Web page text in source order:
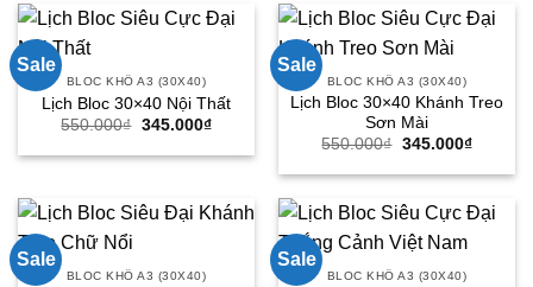
345.000₫.
Sale
BLOC KHỔ A3 (30X40)
Lịch Bloc 30×40 Nội Thất
550.000₫ Giá
là:
345.000₫Giá
tại
Sale
BLOC KHỔ A3 (30X40)
Lịch Bloc 30×40 Khánh Treo
Sơn Mài
550.000₫ Giá
là:
345.000₫Giá
tại
Sale
BLOC KHỔ A3 (30X40)
Sale
BLOC KHỔ A3 (30X40)